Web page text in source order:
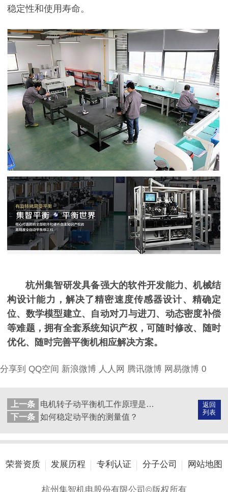
稳定性和使用寿命。
杭州集智研发具备强大的软件开发能力、机械结
构设计能力，解决了精密速度传感器设计、精确定
位、数学模型建立、自动对刀与进刀、动态密度补偿
等难题，拥有全套系统知识产权，可随时修改、随时
优化、随时完善平衡机相应解决方案。
分享到 QQ空间 新浪微博 人人网 腾讯微博 网易微博 0
返回
列表
上一条
电机转子动平衡机工作原理是什么？
下一条 如何稳定动平衡的测量值？
荣誉资质 发展历程 专利认证 分子公司 网站地图
杭州集智机电股份有限公司©版权所有